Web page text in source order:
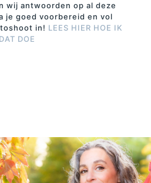
wij antwoorden op al deze
je goed voorbereid en vol
in! LEES HIER HOE IK
DAT DOE